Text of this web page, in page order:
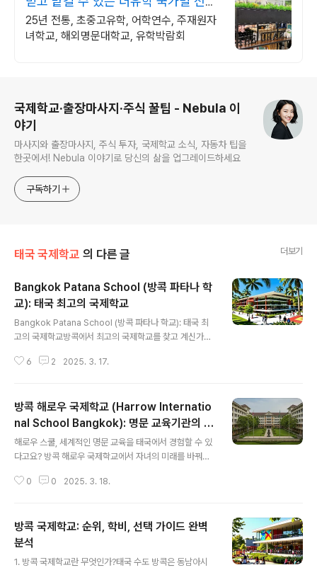
가 1:1무료상담
25년 전통, 초중고유학, 어학연수, 주재원자
녀학교, 해외명문대학교, 유학박람회
국제학교·출장마사지·주식 꿀팁 - Nebula 이
야기
마사지와 출장마사지, 주식 투자, 국제학교 소식, 자동차 팁을
한곳에서! Nebula 이야기로 당신의 삶을 업그레이드하세요
구독하기
태국 국제학교 의 다른 글 더보기
Bangkok Patana School (방콕 파타나 학
교): 태국 최고의 국제학교
Bangkok Patana School (방콕 파타나 학교): 태국 최
고의 국제학교방콕에서 최고의 국제학교를 찾고 계신가
뛰어난 시설을 갖춘 명문 국제학교로, 수많은 학부모들에
하나인 Bangkok Patana School(방콕 파타나 학교)을
소개해 드리려고 합니다. 이 학교는 1957년에 설립된 태
국 내 가장 오래된 영국식 커리큘럼 국제학교로, 전 세계 6
0개국 이상의 학생들이 함께 배우는 다문화 환경을 제공합
절차 등 Bangkok Patana Schoo..
6 2 2025. 3. 17.
방콕 해로우 국제학교 (Harrow Internatio
nal School Bangkok): 명문 교육기관의 모
든 것
해로우 스쿨, 세계적인 명문 교육을 태국에서 경험할 수 있
다고요? 방콕 해로우 국제학교에서 자녀의 미래를 바꿔보
여러분! 오늘은 세계적으로 명망 높은 해로우 스쿨의 태국
국의 전통 명문 해로우 스쿨의 교육 철학을 그대로 계승하
면서도, 태국의 문화와 글로벌 감각을 접목한 특별한 교육
기관인데요. 자녀 교육을 위해 해외 국제학교를 고민 중이
0 0 2025. 3. 18.
방콕 국제학교: 순위, 학비, 선택 가이드 완벽
분석
1. 방콕 국제학교란 무엇인가?태국 수도 방콕은 동남아시